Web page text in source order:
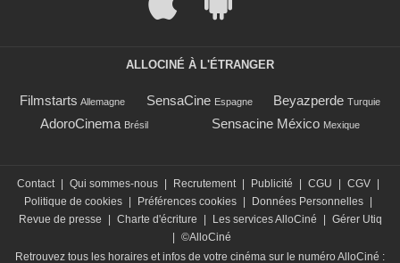
ALLOCINÉ À L'ÉTRANGER
Filmstarts Allemagne SensaCine Espagne Beyazperde Turquie
AdoroCinema Brésil Sensacine México Mexique
Contact Qui sommes-nous Recrutement Publicité CGU CGV
Politique de cookies
Préférences cookies Données Personnelles
Revue de presse
Charte d'écriture Les services AlloCiné
Gérer Utiq
©AlloCiné
Retrouvez tous les horaires et infos de votre cinéma sur le numéro AlloCiné :